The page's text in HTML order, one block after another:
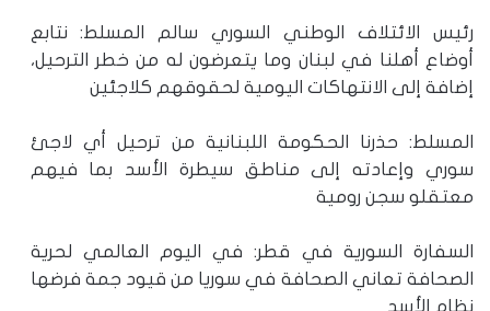
رئيس الائتلاف الوطني السوري سالم المسلط: نتابع
أوضاع أهلنا في لبنان وما يتعرضون له من خطر الترحيل،
إضافة إلى الانتهاكات اليومية لحقوقهم كلاجئين
المسلط: حذرنا الحكومة اللبنانية من ترحيل أي لاجئ
سوري وإعادته إلى مناطق سيطرة الأسد بما فيهم
معتقلو سجن رومية
السفارة السورية في قطر: في اليوم العالمي لحرية
الصحافة تعاني الصحافة في سوريا من قيود جمة فرضها
نظام الأسد